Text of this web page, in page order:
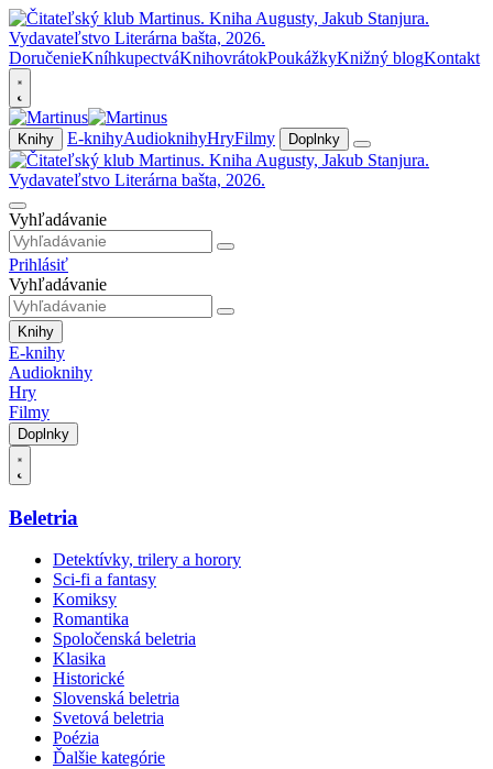
DoručenieKníhkupectváKnihovrátokPoukážkyKnižný blogKontakt
Knihy E-knihyAudioknihyHryFilmy Doplnky
Vyhľadávanie
Prihlásiť
Vyhľadávanie
Knihy
E-knihy
Audioknihy
Hry
Filmy
Doplnky
Beletria
Detektívky, trilery a horory
Sci-fi a fantasy
Komiksy
Romantika
Spoločenská beletria
Klasika
Historické
Slovenská beletria
Svetová beletria
Poézia
Ďalšie kategórie